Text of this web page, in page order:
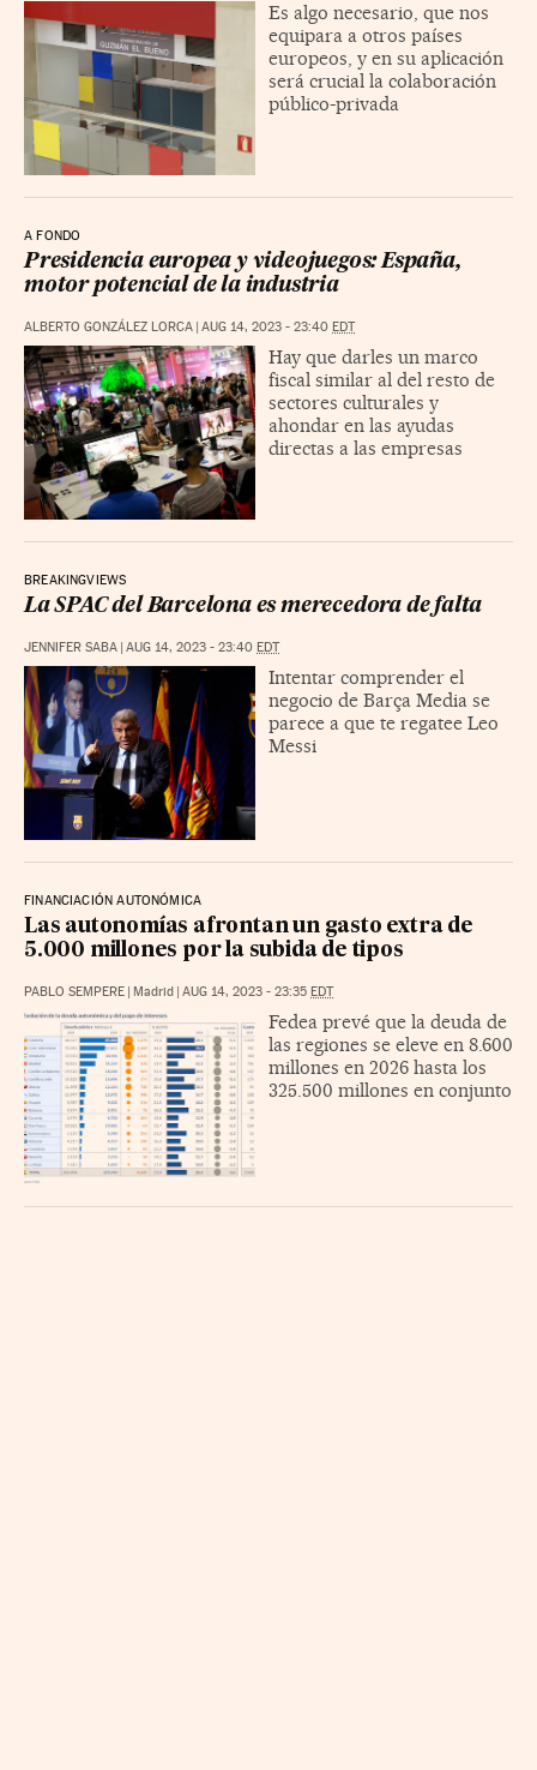
Es algo necesario, que nos
equipara a otros países
europeos, y en su aplicación
será crucial la colaboración
público-privada
A FONDO
Presidencia europea y videojuegos: España,
motor potencial de la industria
ALBERTO GONZÁLEZ LORCA AUG 14, 2023 - 23:40 EDT
Hay que darles un marco
fiscal similar al del resto de
sectores culturales y
ahondar en las ayudas
directas a las empresas
BREAKINGVIEWS
La SPAC del Barcelona es merecedora de falta
JENNIFER SABA AUG 14, 2023 - 23:40 EDT
Intentar comprender el
negocio de Barça Media se
parece a que te regatee Leo
Messi
FINANCIACIÓN AUTONÓMICA
Las autonomías afrontan un gasto extra de
5.000 millones por la subida de tipos
PABLO SEMPERE Madrid AUG 14, 2023 - 23:35 EDT
Fedea prevé que la deuda de
las regiones se eleve en 8.600
millones en 2026 hasta los
325.500 millones en conjunto